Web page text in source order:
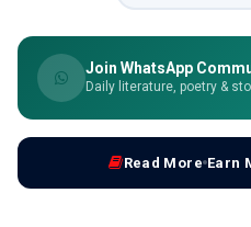
Join WhatsApp
Daily literature, poetry &
Read More Earn